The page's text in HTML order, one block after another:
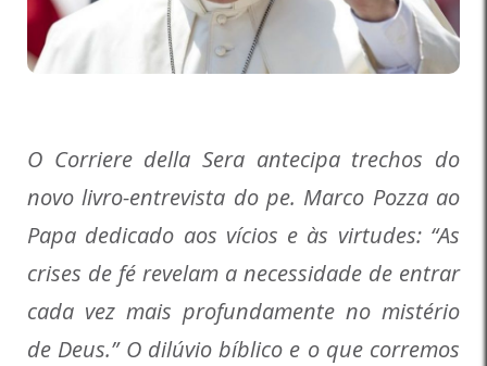
O Corriere della Sera antecipa trechos do
novo livro-entrevista do pe. Marco Pozza ao
Papa dedicado aos vícios e às virtudes: “As
crises de fé revelam a necessidade de entrar
cada vez mais profundamente no mistério
de Deus.” O dilúvio bíblico e o que corremos